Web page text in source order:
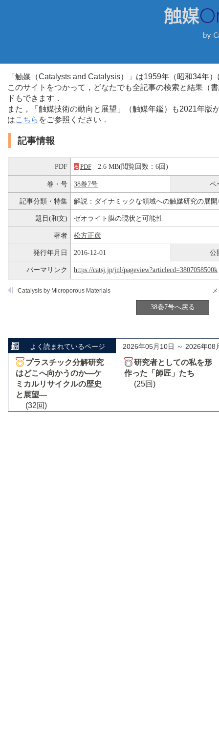
「触媒（Catalysts and Catalysis）」は1959年（昭和34年
このサイトをつかって，どなたでも全記事の検索と結果（
ドもできます．
また，「触媒技術の動向と展望」（触媒年鑑）も2021年
はこちら をご参照ください．
記事情報
PDF PDF 2.6 MB(閲覧回数：6回)
巻・号 38巻7号 ペ
記事分類・特集 解説：ダイナミックな領域への触媒研究の展
題目(和文) ゼオライト膜の現状と可能性
著者 松方正彦
発行年月日 2016-12-01 公
パーマリンク https://catsj.jp/jnl/pageview?articlecd=3807058500k
Catalysis by Microporous Materials
38巻7号へ戻る
よく読まれているページ 2026年05月10日 ～ 2026年08
プラスチック分解研究
はどこへ向かうのか―ケ
ミカルリサイクルの歴史
と展望―
(32回)
研究者としての私を形
作った「師匠」たち
(25回)